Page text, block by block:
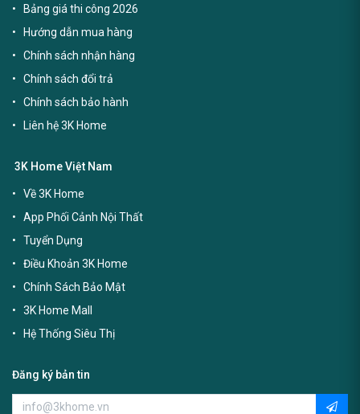
Bảng giá thi công 2026
Hướng dẫn mua hàng
Chính sách nhận hàng
Chính sách đổi trả
Chính sách bảo hành
Liên hệ 3K Home
3K Home Việt Nam
Về 3K Home
App Phối Cảnh Nội Thất
Tuyển Dụng
Điều Khoản 3K Home
Chính Sách Bảo Mật
3K Home Mall
Hệ Thống Siêu Thị
Đăng ký bản tin